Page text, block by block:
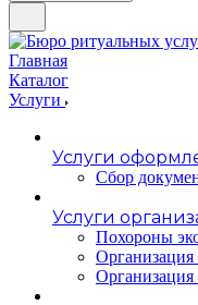
Главная
Каталог
Услуги
Услуги
Сбор
Услуги
Похороны
Организация